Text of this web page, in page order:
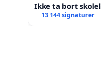
Ikke ta bort
13 144 signaturer